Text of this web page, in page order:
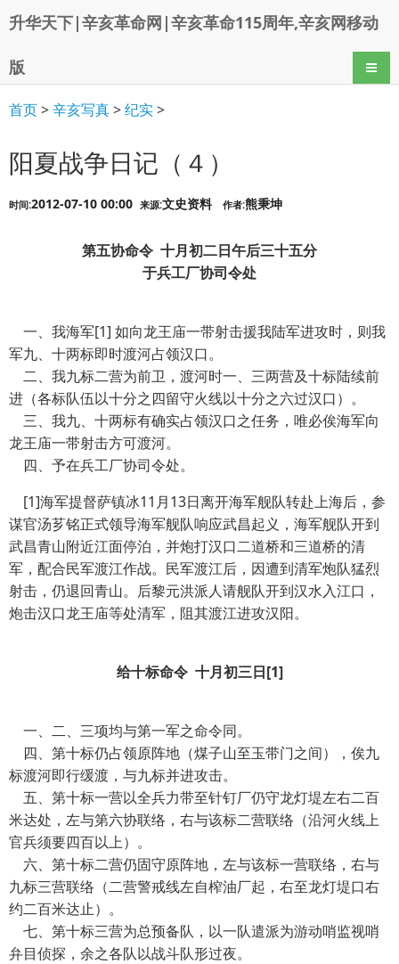
升华天下|辛亥革命网|辛亥革命115周年,辛亥网移动
版 导航
首页>辛亥写真>纪实>
阳夏战争日记（４）
时间:2012-07-10 00:00 来源:文史资料 作者:熊秉坤
第五协命令 十月初二日午后三十五分
于兵工厂协司令处
一、我海军[1] 如向龙王庙一带射击援我陆军进攻时，则我
军九、十两标即时渡河占领汉口。
二、我九标二营为前卫，渡河时一、三两营及十标陆续前
进（各标队伍以十分之四留守火线以十分之六过汉口）。
三、我九、十两标有确实占领汉口之任务，唯必俟海军向
龙王庙一带射击方可渡河。
四、予在兵工厂协司令处。
[1]海军提督萨镇冰11月13日离开海军舰队转赴上海后，参
谋官汤芗铭正式领导海军舰队响应武昌起义，海军舰队开到
武昌青山附近江面停泊，并炮打汉口二道桥和三道桥的清
军，配合民军渡江作战。民军渡江后，因遭到清军炮队猛烈
射击，仍退回青山。后黎元洪派人请舰队开到汉水入江口，
炮击汉口龙王庙等处清军，阻其渡江进攻汉阳。
给十标命令 十月初三日[1]
一、二、三项均与第一军之命令同。
四、第十标仍占领原阵地（煤子山至玉带门之间），俟九
标渡河即行缓渡，与九标并进攻击。
五、第十标一营以全兵力带至针钉厂仍守龙灯堤左右二百
米达处，左与第六协联络，右与该标二营联络（沿河火线上
官兵须要四百以上）。
六、第十标二营仍固守原阵地，左与该标一营联络，右与
九标三营联络（二营警戒线左自榨油厂起，右至龙灯堤口右
约二百米达止）。
七、第十标三营为总预备队，以一队遣派为游动哨监视哨
弁目侦探，余之各队以战斗队形过夜。